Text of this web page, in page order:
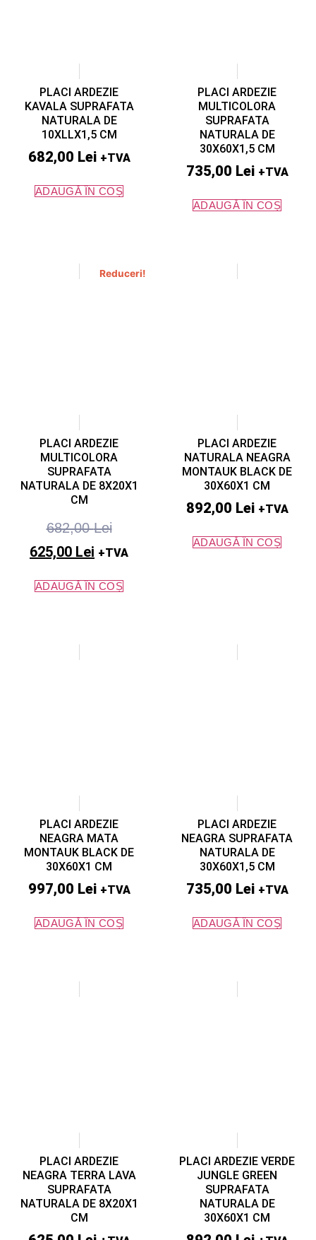
PLACI ARDEZIE
KAVALA SUPRAFATA
NATURALA DE
10XLLX1,5 CM
682,00 Lei +TVA
ADAUGĂ ÎN COȘ
PLACI ARDEZIE
MULTICOLORA
SUPRAFATA
NATURALA DE
30X60X1,5 CM
735,00 Lei +TVA
ADAUGĂ ÎN COȘ
Reduceri!
PLACI ARDEZIE
MULTICOLORA
SUPRAFATA
NATURALA DE 8X20X1
CM
682,00Lei
625,00 Lei +TVA
ADAUGĂ ÎN COȘ
PLACI ARDEZIE
NATURALA NEAGRA
MONTAUK BLACK DE
30X60X1 CM
892,00 Lei +TVA
ADAUGĂ ÎN COȘ
PLACI ARDEZIE
NEAGRA MATA
MONTAUK BLACK DE
30X60X1 CM
997,00 Lei +TVA
ADAUGĂ ÎN COȘ
PLACI ARDEZIE
NEAGRA SUPRAFATA
NATURALA DE
30X60X1,5 CM
735,00 Lei +TVA
ADAUGĂ ÎN COȘ
PLACI ARDEZIE
NEAGRA TERRA LAVA
SUPRAFATA
NATURALA DE 8X20X1
CM
PLACI ARDEZIE VERDE
JUNGLE GREEN
SUPRAFATA
NATURALA DE
30X60X1 CM